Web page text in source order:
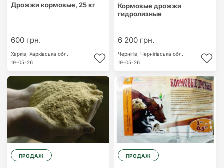
Дрожжи кормовые, 25 кг
600 грн.
Харків, Харківська обл.
19-05-26
Кормовые дрожжи
гидролизные
6 200 грн.
Чернігів, Чернігівська обл.
19-05-26
ПРОДАЖ ПРОДАЖ